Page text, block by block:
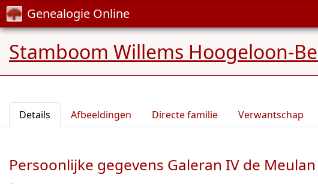
Genealogie Online
Stamboom Willems Hoogeloon-
Details Afbeeldingen Directe familie Verwantschap
Persoonlijke gegevens Galeran IV de